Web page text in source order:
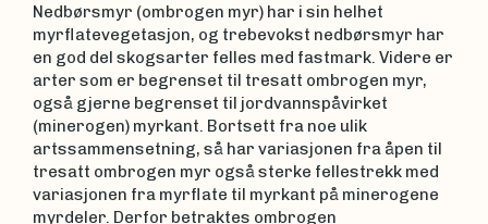
Nedbørsmyr (ombrogen myr) har i sin helhet
myrflatevegetasjon, og trebevokst nedbørsmyr har
en god del skogsarter felles med fastmark. Videre er
arter som er begrenset til tresatt ombrogen myr,
også gjerne begrenset til jordvannspåvirket
(minerogen) myrkant. Bortsett fra noe ulik
artssammensetning, så har variasjonen fra åpen til
tresatt ombrogen myr også sterke fellestrekk med
variasjonen fra myrflate til myrkant på minerogene
myrdeler. Derfor betraktes ombrogen